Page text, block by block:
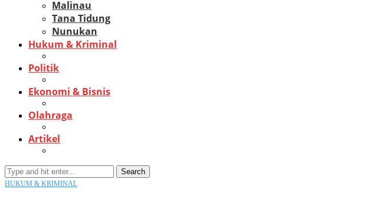
Malinau
Tana Tidung
Nunukan
Hukum & Kriminal
Politik
Ekonomi & Bisnis
Olahraga
Artikel
Search
HUKUM & KRIMINAL